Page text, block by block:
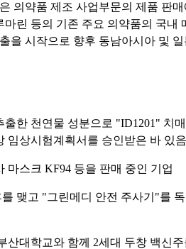
의약품 제조 사업부문의 제품 판
린 등의 기존 주요 의약품의 국내
을 시작으로 향후 동남아시아 및
출한 천연물 성분으로 "ID1201" 치
임상시험계획서를 승인받은 바 있음
마스크 KF94 등을 판매 중인 기업
맺고 "그린메디 안전 주사기"를
산대학교와 함께 2세대 두창 백신